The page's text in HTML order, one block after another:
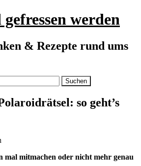
werden
& Rezepte rund ums
so geht’s
mal mitmachen oder nicht mehr genau